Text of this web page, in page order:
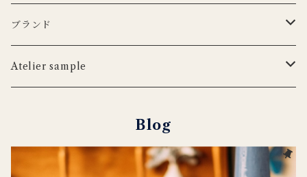
LSA
Cutipol
ナプキンリング
WILDLIFE GARDEN
ウッドボード
DEKO candle
オブジェ
フラワーベース
Henry Dean
OFFICINA NATURALIS
ルームシューズ
BERTELLES
ポーチ
tronco
ブランド
Blabla Kids
DOING GOODS
Atelier sample
フラワーベース
Blog